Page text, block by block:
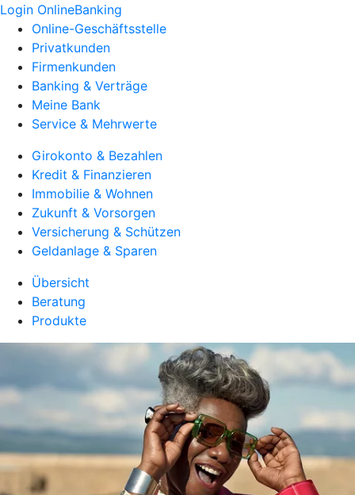
Login OnlineBanking
Online-Geschäftsstelle
Privatkunden
Firmenkunden
Banking & Verträge
Meine Bank
Service & Mehrwerte
Girokonto & Bezahlen
Kredit & Finanzieren
Immobilie & Wohnen
Zukunft & Vorsorgen
Versicherung & Schützen
Geldanlage & Sparen
Übersicht
Beratung
Produkte